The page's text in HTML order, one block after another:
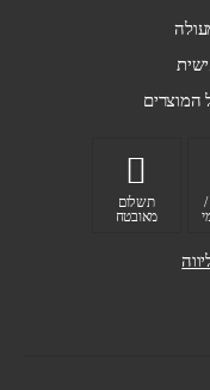
המוצרים
/
תשלום
מאובטח